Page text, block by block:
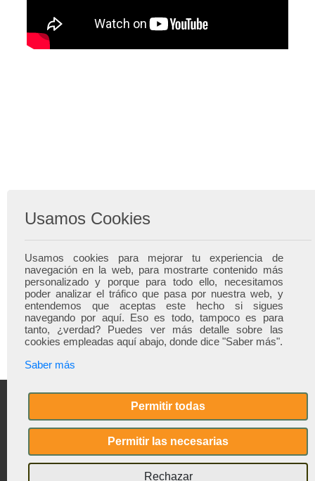
Usamos Cookies
Usamos cookies para mejorar tu experiencia de
navegación en la web, para mostrarte contenido más
personalizado y porque para todo ello, necesitamos
poder analizar el tráfico que pasa por nuestra web, y
entendemos que aceptas este hecho si sigues
navegando por aquí. Eso es todo, tampoco es para
tanto, ¿verdad? Puedes ver más detalle sobre las
cookies empleadas aquí abajo, donde dice "Saber más".
Saber más
Permitir todas
Permitir las necesarias
Rechazar
CÓMO COMPRAR
ATENCIÓN AL CLIENTE